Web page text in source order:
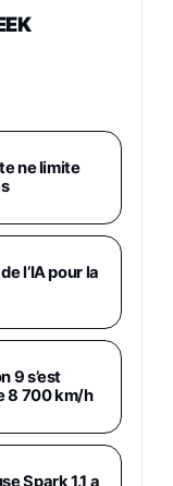
Smartphone
Go,
Inclus,
Version FR
- Bleu &
ne limite
l’IA pour la
9 s’est
8 700 km/h
Spark 1.1 a